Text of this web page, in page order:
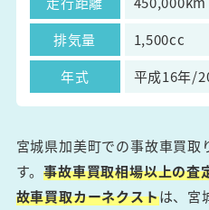
排気量
1,500cc
年式
平成16年/
宮城県加美町での事故車買取
す。事故車買取相場以上の査
故車買取カーネクストは、宮